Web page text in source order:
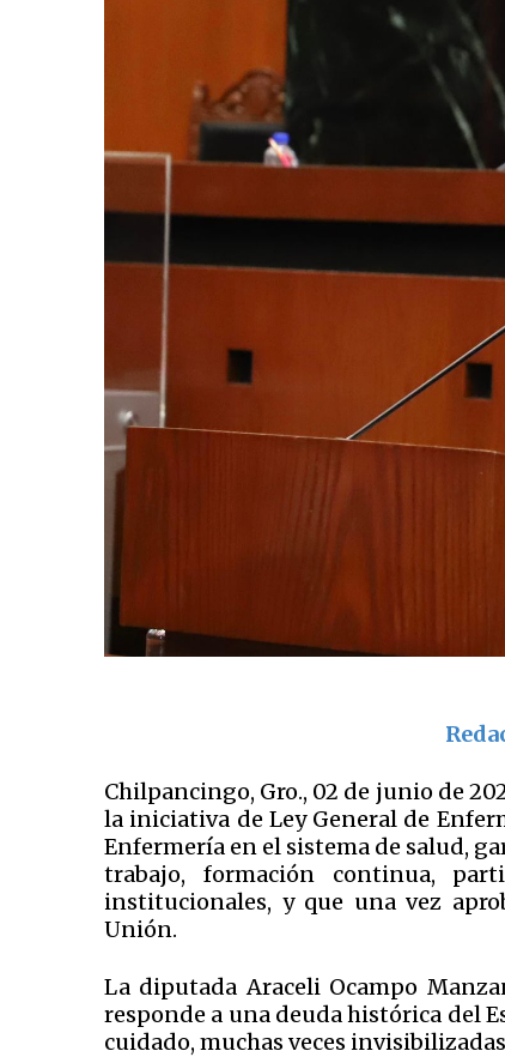
Chilpancingo, Gro., 02 de junio de
la iniciativa de Ley General de
Enfermería en el sistema de salud,
trabajo, formación continua,
institucionales, y que una vez
Unión.
La diputada Araceli Ocampo
responde a una deuda histórica del
cuidado, muchas veces